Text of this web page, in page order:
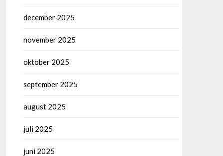
december 2025
november 2025
oktober 2025
september 2025
august 2025
juli 2025
juni 2025